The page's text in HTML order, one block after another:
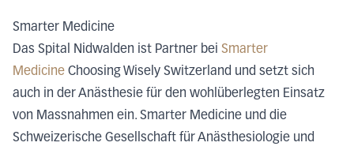
Smarter Medicine
Das Spital Nidwalden ist Partner bei Smarter
Medicine Choosing Wisely Switzerland und setzt sich
auch in der Anästhesie für den wohlüberlegten Einsatz
von Massnahmen ein. Smarter Medicine und die
Schweizerische Gesellschaft für Anästhesiologie und